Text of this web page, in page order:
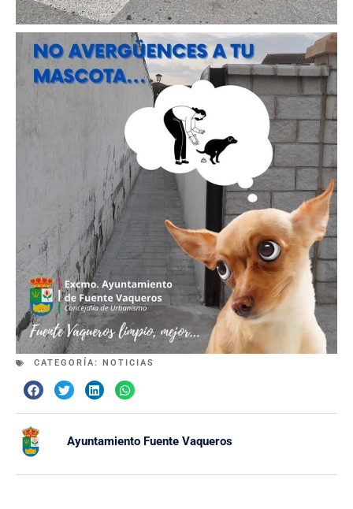
CATEGORÍA: NOTICIAS
Ayuntamiento Fuente Vaqueros